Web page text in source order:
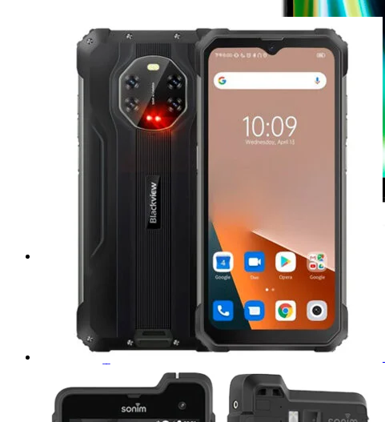
Tablets de uso rudo
Acer
Samsung
Teguar
DT Research
Zebra
Panasonic